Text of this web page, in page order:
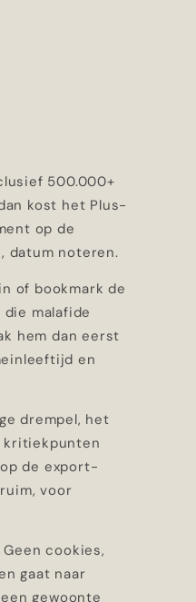
500.000+
kost het Plus-
op de
datum noteren.
of bookmark de
malafide
hem dan eerst
en
drempel, het
kritiekpunten
de export-
voor
cookies,
gaat naar
gewoonte